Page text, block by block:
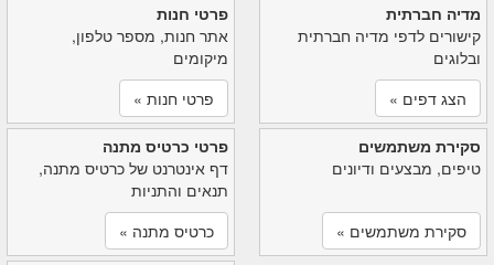
פרטי חנות
אתר חנות, מספר טלפון,
מיקומים
פרטי חנות »
מדיה חברתית
קישורים לדפי מדיה חברתית
ובלוגים
הצג דפים »
פרטי כרטיס מתנה
דף אינטרנט של כרטיס מתנה,
תנאים והתניות
כרטיס מתנה »
סקירת משתמשים
טיפים, מבצעים ודיונים
סקירת משתמשים »